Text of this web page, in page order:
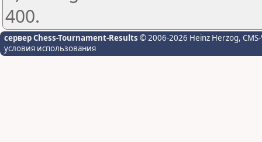
400.
сервер Chess-Tournament-Results © 2006-2026 Heinz Herzog,
условия использования